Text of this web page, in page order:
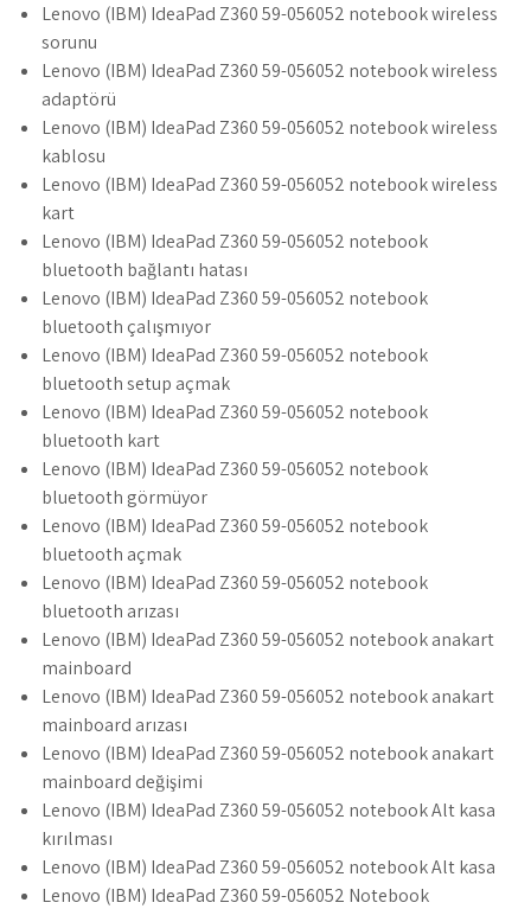
Lenovo (IBM) IdeaPad Z360 59-056052 notebook wireless
sorunu
Lenovo (IBM) IdeaPad Z360 59-056052 notebook wireless
adaptörü
Lenovo (IBM) IdeaPad Z360 59-056052 notebook wireless
kablosu
Lenovo (IBM) IdeaPad Z360 59-056052 notebook wireless
kart
Lenovo (IBM) IdeaPad Z360 59-056052 notebook
bluetooth bağlantı hatası
Lenovo (IBM) IdeaPad Z360 59-056052 notebook
bluetooth çalışmıyor
Lenovo (IBM) IdeaPad Z360 59-056052 notebook
bluetooth setup açmak
Lenovo (IBM) IdeaPad Z360 59-056052 notebook
bluetooth kart
Lenovo (IBM) IdeaPad Z360 59-056052 notebook
bluetooth görmüyor
Lenovo (IBM) IdeaPad Z360 59-056052 notebook
bluetooth açmak
Lenovo (IBM) IdeaPad Z360 59-056052 notebook
bluetooth arızası
Lenovo (IBM) IdeaPad Z360 59-056052 notebook anakart
mainboard
Lenovo (IBM) IdeaPad Z360 59-056052 notebook anakart
mainboard arızası
Lenovo (IBM) IdeaPad Z360 59-056052 notebook anakart
mainboard değişimi
Lenovo (IBM) IdeaPad Z360 59-056052 notebook Alt kasa
kırılması
Lenovo (IBM) IdeaPad Z360 59-056052 notebook Alt kasa
Lenovo (IBM) IdeaPad Z360 59-056052 Notebook